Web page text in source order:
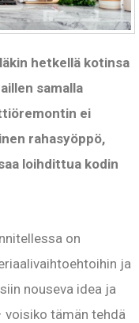
hetkellä kotinsa
samalla
ei
rahasyöppö,
loihdittua kodin
on
ja
nouseva idea ja
voisiko tämän tehdä